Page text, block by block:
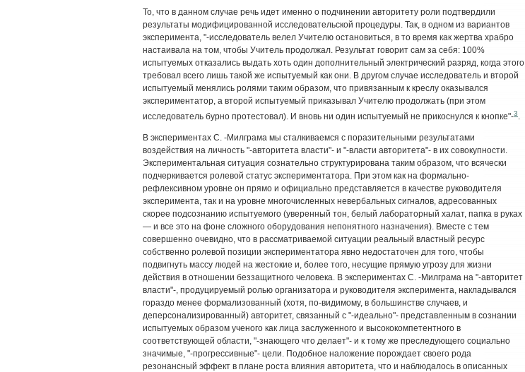
То, что в данном случае речь идет именно о подчинении авторитету роли подтвердили
результаты модифицированной исследовательской процедуры. Так, в одном из вариантов
эксперимента, "-исследователь велел Учителю остановиться, в то время как жертва храбро
настаивала на том, чтобы Учитель продолжал. Результат говорит сам за себя: 100%
испытуемых отказались выдать хоть один дополнительный электрический разряд, когда этого
требовал всего лишь такой же испытуемый как они. В другом случае исследователь и второй
испытуемый менялись ролями таким образом, что привязанным к креслу оказывался
экспериментатор, а второй испытуемый приказывал Учителю продолжать (при этом
исследователь бурно протестовал). И вновь ни один испытуемый не прикоснулся к кнопке"-3
В экспериментах С. -Милграма мы сталкиваемся с поразительными результатами
воздействия на личность "-авторитета власти"- и "-власти авторитета"- в их совокупности.
Экспериментальная ситуация сознательно структурирована таким образом, что всячески
подчеркивается ролевой статус экспериментатора. При этом как на формально-
рефлексивном уровне он прямо и официально представляется в качестве руководителя
эксперимента, так и на уровне многочисленных невербальных сигналов, адресованных
скорее подсознанию испытуемого (уверенный тон, белый лабораторный халат, папка в руках
— и все это на фоне сложного оборудования непонятного назначения). Вместе с тем
совершенно очевидно, что в рассматриваемой ситуации реальный властный ресурс
собственно ролевой позиции экспериментатора явно недостаточен для того, чтобы
подвигнуть массу людей на жестокие и, более того, несущие прямую угрозу для жизни
действия в отношении беззащитного человека. В экспериментах С. -Милграма на "-авторитет
власти"-, продуцируемый ролью организатора и руководителя эксперимента, накладывался
гораздо менее формализованный (хотя, по-видимому, в большинстве случаев, и
деперсонализированный) авторитет, связанный с "-идеально"- представленным в сознании
испытуемых образом ученого как лица заслуженного и высококомпетентного в
соответствующей области, "-знающего что делает"- и к тому же преследующего социально
значимые, "-прогрессивные"- цели. Подобное наложение порождает своего рода
резонансный эффект в плане роста влияния авторитета, что и наблюдалось в описанных